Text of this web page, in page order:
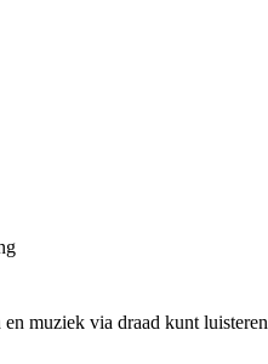
muziek via draad kunt luisteren